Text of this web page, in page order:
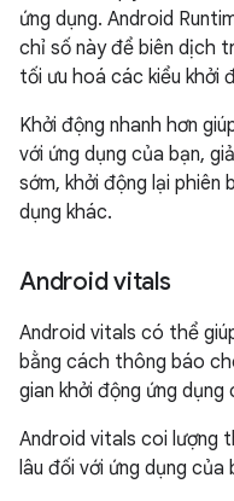
ứng dụng. Android
chỉ số này để biên dịch
tối ưu hoá các kiểu khởi
Khởi động nhanh hơn
với ứng dụng của bạn,
sớm, khởi động lại phiên
dụng khác.
Android vitals
Android vitals có thể
bằng cách thông báo
gian khởi động ứng dụng
Android vitals coi lượng
lâu đối với ứng dụng của